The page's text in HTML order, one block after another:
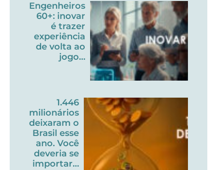
Engenheiros
60+: inovar
é trazer
experiência
de volta ao
jogo…
1.446
milionários
deixaram o
Brasil esse
ano. Você
deveria se
importar…